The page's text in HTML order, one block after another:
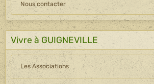
Nous contacter
Vivre à GUIGNEVILLE
Les Associations